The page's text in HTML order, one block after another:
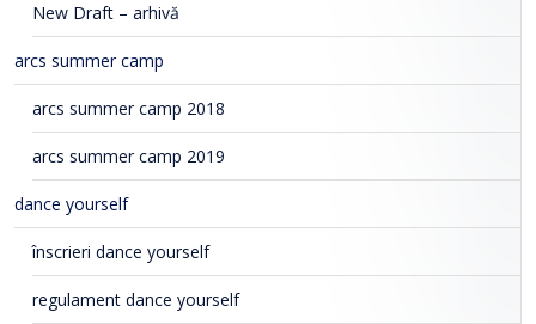
New Draft – arhivă
arcs summer camp
arcs summer camp 2018
arcs summer camp 2019
dance yourself
înscrieri dance yourself
regulament dance yourself